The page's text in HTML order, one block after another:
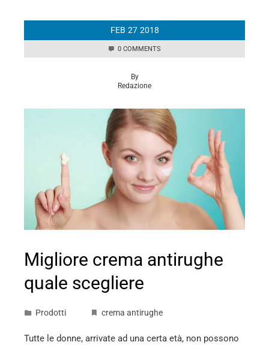
FEB 27 2018
0 COMMENTS
By
Redazione
Migliore crema antirughe
quale scegliere
Prodotti crema antirughe
Tutte le donne, arrivate ad una certa età, non possono